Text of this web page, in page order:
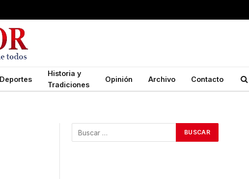
Deportes
Historia y
Tradiciones
Opinión Archivo Contacto